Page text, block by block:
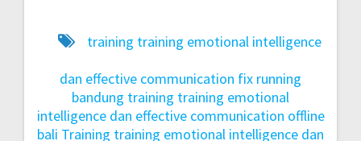
training training emotional intelligence
dan effective communication fix running
bandung training training emotional
intelligence dan effective communication offline
bali Training training emotional intelligence dan